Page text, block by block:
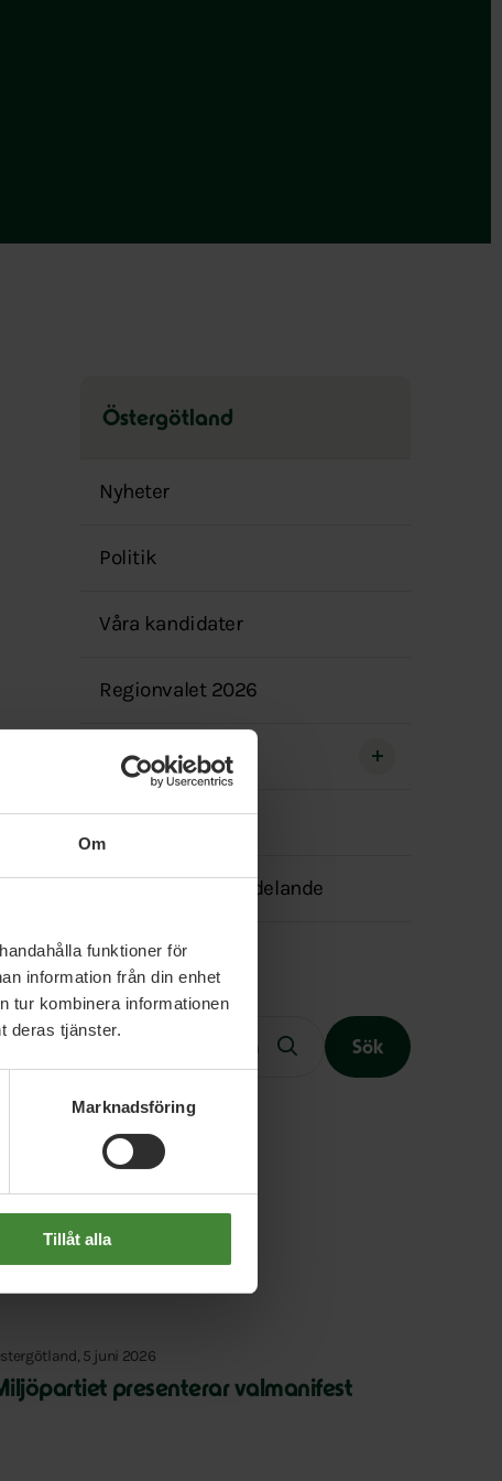
Om
funktioner för
information från din enhet
tur kombinera informationen
deras tjänster.
Marknadsföring
Tillåt alla
Östergötland
över
menyn
Nyheter
Politik
Våra kandidater
Regionvalet 2026
Kommuner
Kontakt
Transparensmeddelande
Fritext
Sök
Slutet på menyn
5 juni 2026
presenterar valmanifest